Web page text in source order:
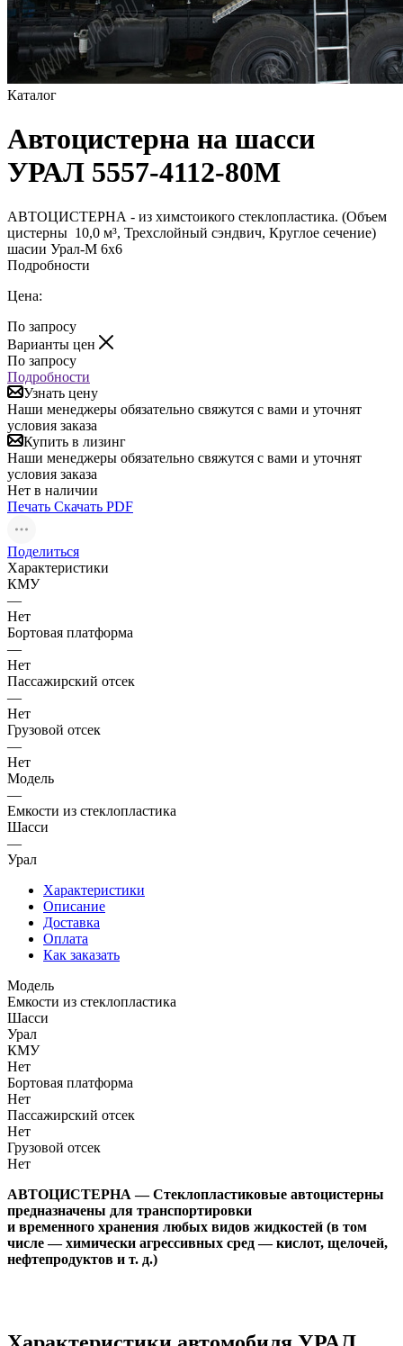
Каталог
Автоцистерна на шасси
УРАЛ 5557-4112-80М
АВТОЦИСТЕРНА - из химстоикого стеклопластика. (Объем
цистерны 10,0 м³, Трехслойный сэндвич, Круглое сечение)
шасии Урал-М 6х6
Подробности
Цена:
По запросу
Варианты цен
По запросу
Подробности
Узнать цену
Наши менеджеры обязательно свяжутся с вами и уточнят
условия заказа
Купить в лизинг
Наши менеджеры обязательно свяжутся с вами и уточнят
условия заказа
Нет в наличии
Печать Скачать PDF
Поделиться
Характеристики
КМУ
—
Нет
Бортовая платформа
—
Нет
Пассажирский отсек
—
Нет
Грузовой отсек
—
Нет
Модель
—
Емкости из стеклопластика
Шасси
—
Урал
Характеристики
Описание
Доставка
Оплата
Как заказать
Модель
Емкости из стеклопластика
Шасси
Урал
КМУ
Нет
Бортовая платформа
Нет
Пассажирский отсек
Нет
Грузовой отсек
Нет
АВТОЦИСТЕРНА — Стеклопластиковые автоцистерны
предназначены для транспортировки
и временного хранения любых видов жидкостей (в том
числе — химически агрессивных сред — кислот, щелочей,
нефтепродуктов и т. д.)